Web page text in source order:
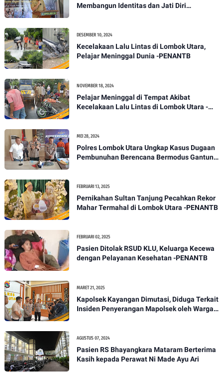
Membangun Identitas dan Jati Diri
DESEMBER 10, 2024
Kecelakaan Lalu Lintas di Lombok Utara,
Pelajar Meninggal Dunia -PENANTB
NOVEMBER 18, 2024
Pelajar Meninggal di Tempat Akibat
Kecelakaan Lalu Lintas di Lombok Utara -
MEI 28, 2024
Polres Lombok Utara Ungkap Kasus Dugaan
Pembunuhan Berencana Bermodus Gantung
FEBRUARI 13, 2025
Pernikahan Sultan Tanjung Pecahkan Rekor
Mahar Termahal di Lombok Utara -PENANTB
FEBRUARI 02, 2025
Pasien Ditolak RSUD KLU, Keluarga Kecewa
dengan Pelayanan Kesehatan -PENANTB
MARET 21, 2025
Kapolsek Kayangan Dimutasi, Diduga Terkait
Insiden Penyerangan Mapolsek oleh Warga -
AGUSTUS 07, 2024
Pasien RS Bhayangkara Mataram Berterima
Kasih kepada Perawat Ni Made Ayu Ari